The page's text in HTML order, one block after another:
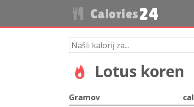
Calories24
Lotus koren
Gramov cal